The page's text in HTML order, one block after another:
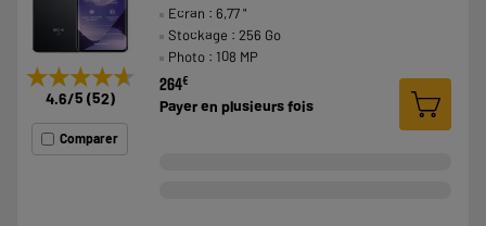
★★★★★
★★★★★
4.6/5 (52)
Comparer
Ecran : 6,77 "
Stockage : 256 Go
Photo : 108 MP
264€
Payer en plusieurs fois